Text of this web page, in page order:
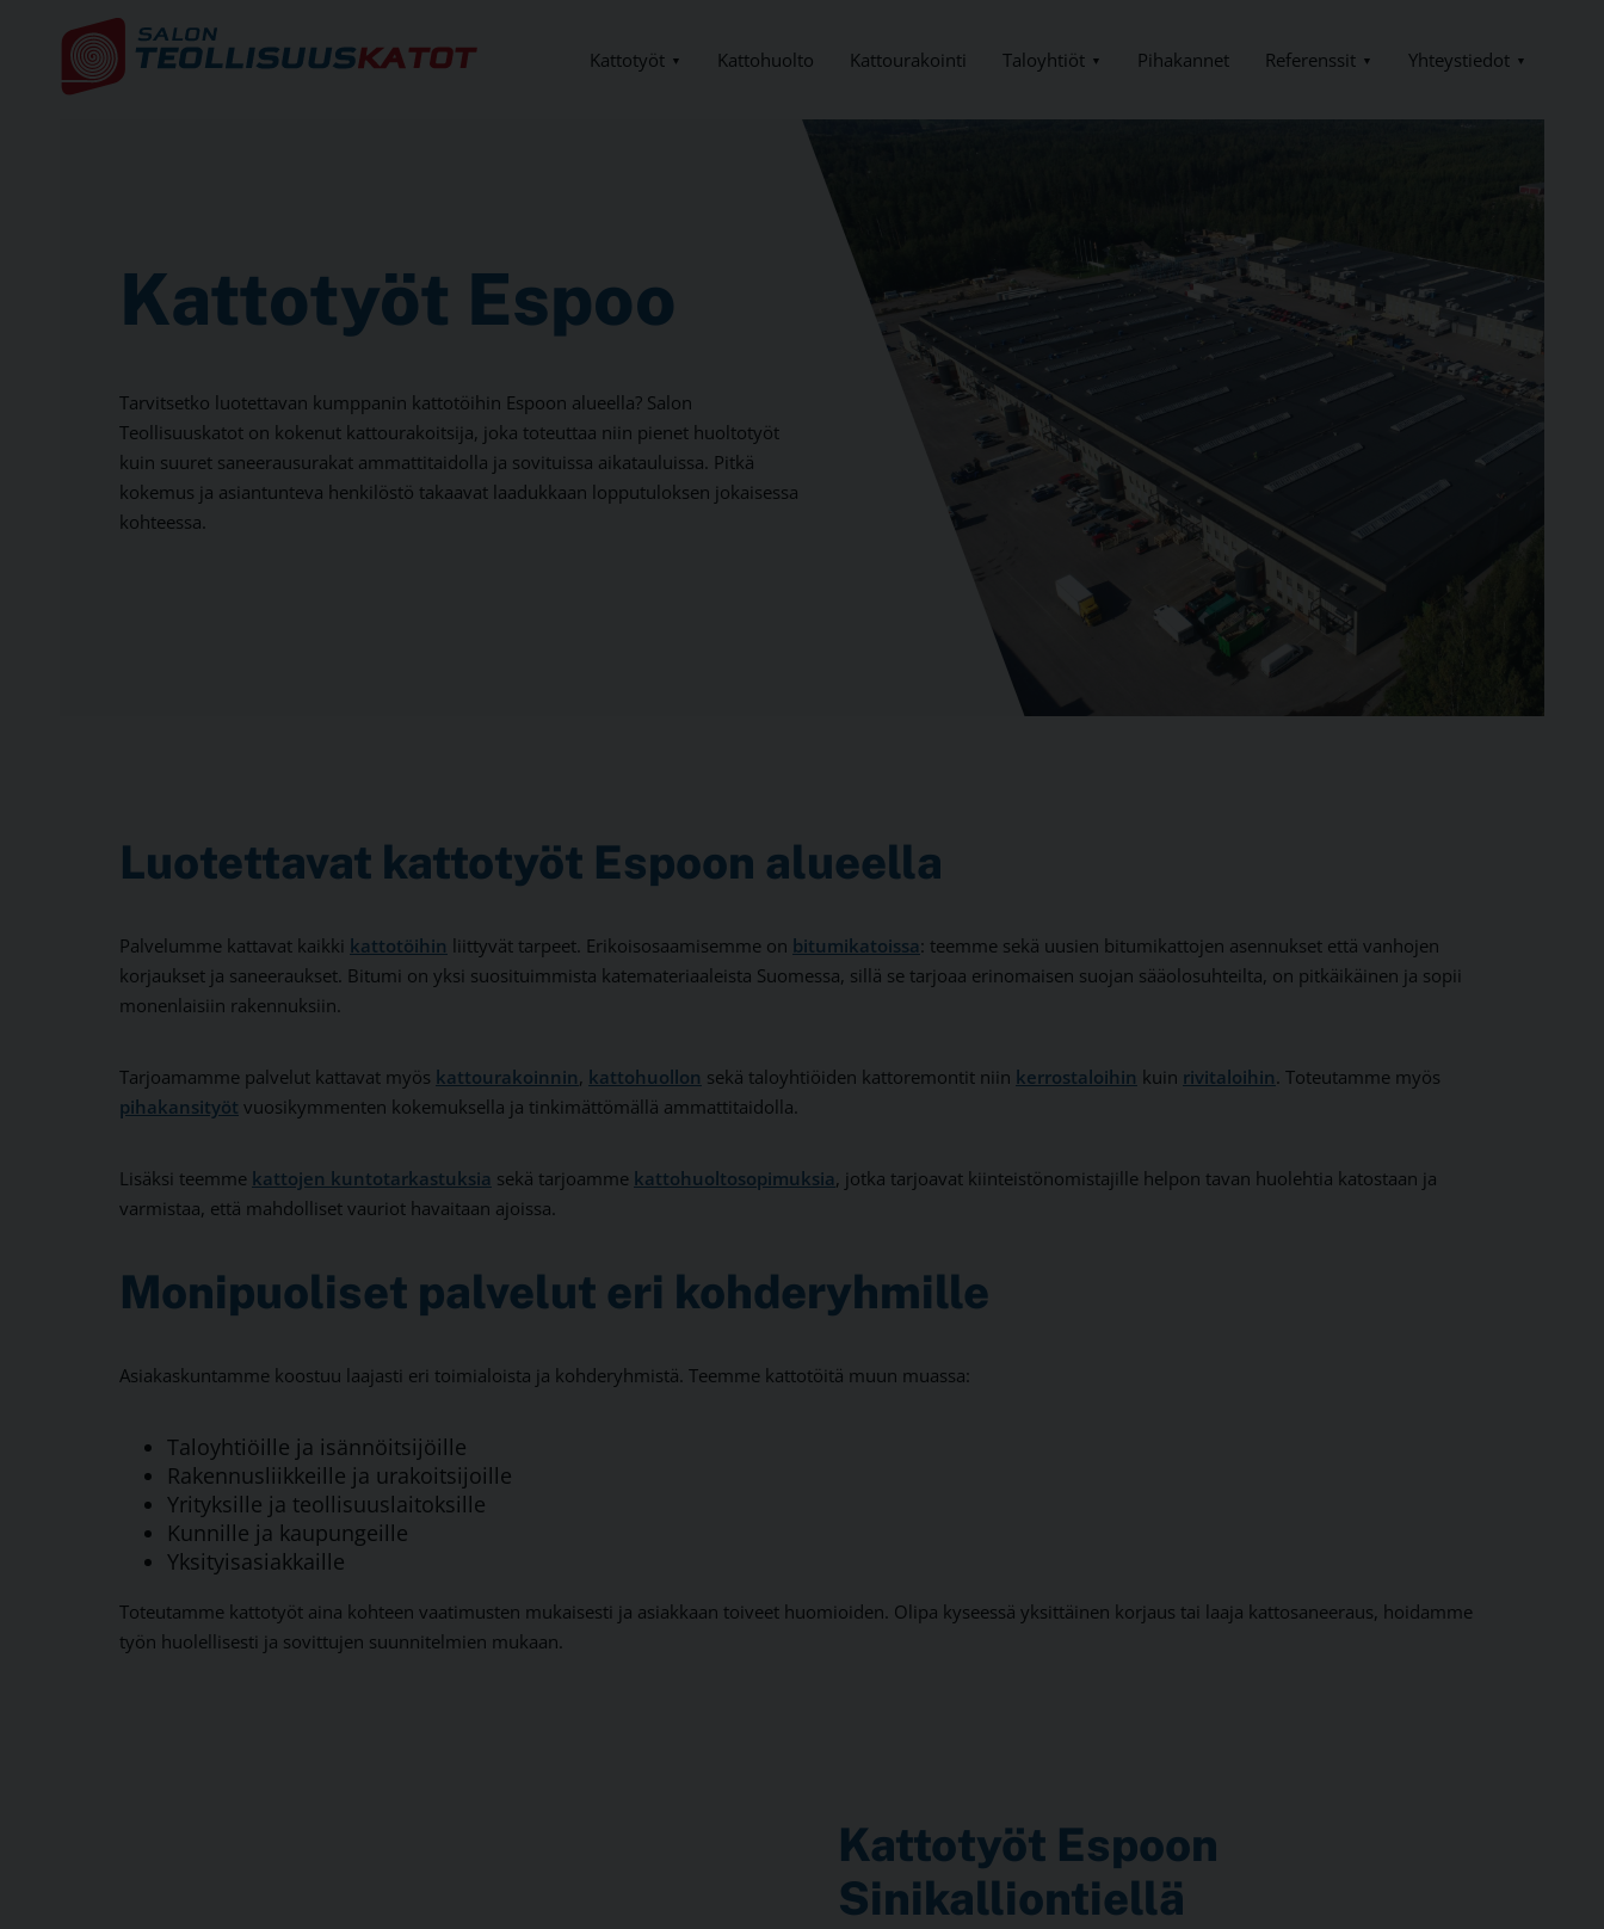
Kattotyöt Kattohuolto Kattourakointi Taloyhtiöt Pihakannet Referenssit Yhteystiedot
Kattotyöt Espoo
Tarvitsetko luotettavan kumppanin kattotöihin Espoon alueella? Salon
Teollisuuskatot on kokenut kattourakoitsija, joka toteuttaa niin pienet huoltotyöt
kuin suuret saneerausurakat ammattitaidolla ja sovituissa aikatauluissa. Pitkä
kokemus ja asiantunteva henkilöstö takaavat laadukkaan lopputuloksen jokaisessa
kohteessa.
Luotettavat kattotyöt Espoon alueella
Palvelumme kattavat kaikki kattotöihin liittyvät tarpeet. Erikoisosaamisemme on bitumikatoissa: teemme sekä uusien bitumikattojen asennukset että vanhojen
korjaukset ja saneeraukset. Bitumi on yksi suosituimmista katemateriaaleista Suomessa, sillä se tarjoaa erinomaisen suojan sääolosuhteilta, on pitkäikäinen ja sopii
monenlaisiin rakennuksiin.
Tarjoamamme palvelut kattavat myös kattourakoinnin, kattohuollon sekä taloyhtiöiden kattoremontit niin kerrostaloihin kuin rivitaloihin. Toteutamme myös
pihakansityöt vuosikymmenten kokemuksella ja tinkimättömällä ammattitaidolla.
Lisäksi teemme kattojen kuntotarkastuksia sekä tarjoamme kattohuoltosopimuksia, jotka tarjoavat kiinteistönomistajille helpon tavan huolehtia katostaan ja
varmistaa, että mahdolliset vauriot havaitaan ajoissa.
Monipuoliset palvelut eri kohderyhmille
Asiakaskuntamme koostuu laajasti eri toimialoista ja kohderyhmistä. Teemme kattotöitä muun muassa:
Taloyhtiöille ja isännöitsijöille
Rakennusliikkeille ja urakoitsijoille
Yrityksille ja teollisuuslaitoksille
Kunnille ja kaupungeille
Yksityisasiakkaille
Toteutamme kattotyöt aina kohteen vaatimusten mukaisesti ja asiakkaan toiveet huomioiden. Olipa kyseessä yksittäinen korjaus tai laaja kattosaneeraus, hoidamme
työn huolellisesti ja sovittujen suunnitelmien mukaan.
Kattotyöt Espoon
Sinikalliontiellä